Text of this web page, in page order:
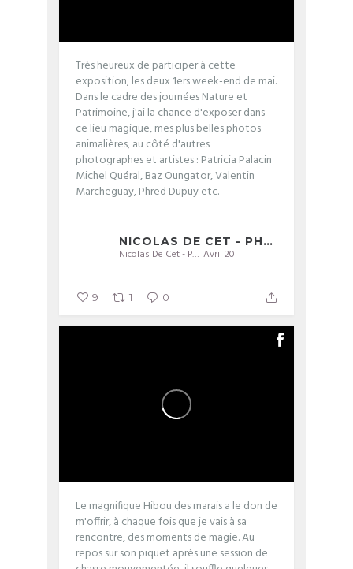
Très heureux de participer à cette
exposition, les deux 1ers week-end de mai.
Dans le cadre des journées Nature et
Patrimoine, j'ai la chance d'exposer dans
ce lieu magique, mes plus belles photos
animalières, au côté d'autres
photographes et artistes : Patricia Palacin
Michel Quéral, Baz Oungator, Valentin
Marcheguay, Phred Dupuy etc.
NICOLAS DE CET - PHOTOGRAPHIE
Nicolas De Cet - Photographie Avril 20
9 1 0
Le magnifique Hibou des marais a le don de
m'offrir, à chaque fois que je vais à sa
rencontre, des moments de magie. Au
repos sur son piquet après une session de